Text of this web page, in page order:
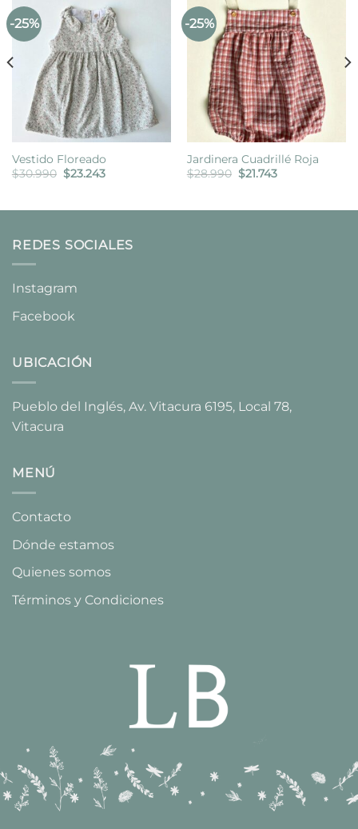
-25%
Vestido Floreado
$30.990 El
precio
$30.990.
$23.243El
$23.243.
-25%
Jardinera Cuadrillé Roja
$28.990 El
precio
$28.990.
$21.743El
$21.743.
REDES SOCIALES
Instagram
Facebook
UBICACIÓN
Pueblo del Inglés, Av. Vitacura 6195, Local 78,
Vitacura​
MENÚ
Contacto
Dónde estamos
Quienes somos
Términos y Condiciones